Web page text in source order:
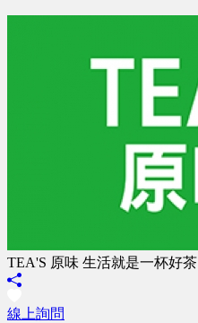
TEA'S 原味 生活就是一杯好茶
線上詢問